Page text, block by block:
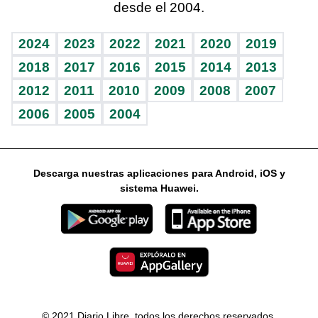
Vida y familia
Eñe
Celebrando la vida
Sin complejos
En pocas palabras
Escuchando al corazón
Economía Personal
Consulta Libre
BRV
TBT Deportivo
Ágora
Guía del dinero
Horóscopos
desde el 2004.
2024 2023 2022 2021 2020
2019
2018
2017 2016 2015 2014
2013
2012
2011 2010 2009 2008
2007
2006
2005 2004
Descarga nuestras aplicaciones para Android, iOS y
sistema Huawei.